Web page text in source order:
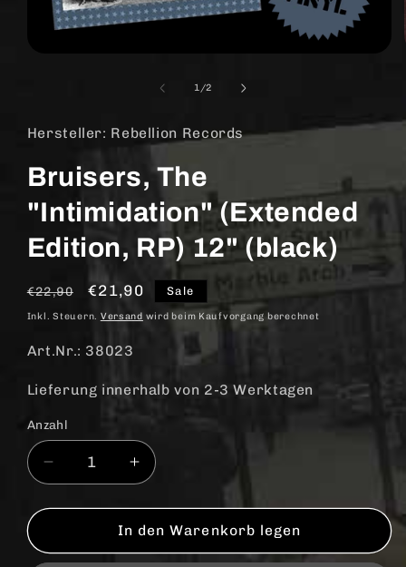
1/von
2
Hersteller: Rebellion Records
Bruisers, The
"Intimidation" (Extended
Edition, RP) 12" (black)
Normaler
Preis
€22,90 Verkaufspreis
€21,90 Sale
Inkl. Steuern. Versand wird beim Kaufvorgang berechnet
Art.Nr.: 38023
Lieferung innerhalb von 2-3 Werktagen
Anzahl
Anzahl
Verringere
die
Menge
Bruisers,
Erhöhe
die
Menge
für
Bruisers,
In den Warenkorb legen